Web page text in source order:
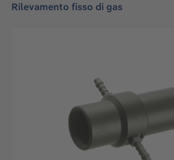
Rilevamento fisso di gas